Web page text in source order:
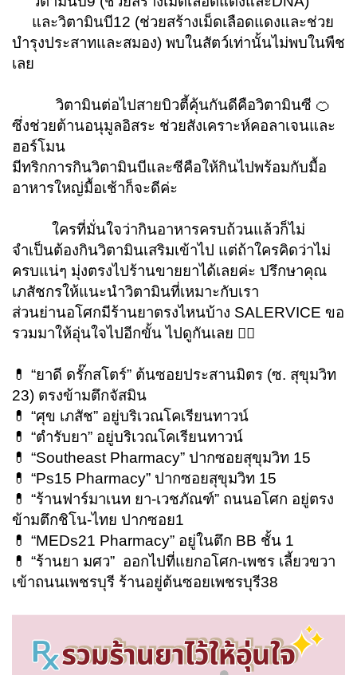
และวิตามินบี12 (ช่วยสร้างเม็ดเลือดแดงและช่วย
บำรุงประสาทและสมอง) พบในสัตว์เท่านั้นไม่พบในพืช
เลย
วิตามินต่อไปสายบิวตี้คุ้นกันดีคือวิตามินซี 🍊
ซึ่งช่วยต้านอนุมูลอิสระ ช่วยสังเคราะห์คอลาเจนและ
ฮอร์โมน
มีทริกการกินวิตามินบีและซีคือให้กินไปพร้อมกับมื้อ
อาหารใหญ่มื้อเช้าก็จะดีค่ะ
ใครที่มั่นใจว่ากินอาหารครบถ้วนแล้วก็ไม่
จำเป็นต้องกินวิตามินเสริมเข้าไป แต่ถ้าใครคิดว่าไม่
ครบแน่ๆ มุ่งตรงไปร้านขายยาได้เลยค่ะ ปรึกษาคุณ
เภสัชกรให้แนะนำวิตามินที่เหมาะกับเรา
ส่วนย่านอโศกมีร้านยาตรงไหนบ้าง SALERVICE ขอ
รวมมาให้อุ่นใจไปอีกขั้น ไปดูกันเลย 👉🏻
💊 “ยาดี ดรั๊กสโตร์” ต้นซอยประสานมิตร (ซ. สุขุมวิท
23) ตรงข้ามตึกจัสมิน
💊 “ศุข เภสัช” อยู่บริเวณโคเรียนทาวน์
💊 “ตำรับยา” อยู่บริเวณโคเรียนทาวน์
💊 “Southeast Pharmacy” ปากซอยสุขุมวิท 15
💊 “Ps15 Pharmacy” ปากซอยสุขุมวิท 15
💊 “ร้านฟาร์มาเนท ยา-เวชภัณฑ์” ถนนอโศก อยู่ตรง
ข้ามตึกชิโน-ไทย ปากซอย1
💊 “MEDs21 Pharmacy” อยู่ในตึก BB ชั้น 1
💊 “ร้านยา มศว” ออกไปที่แยกอโศก-เพชร เลี้ยวขวา
เข้าถนนเพชรบุรี ร้านอยู่ต้นซอยเพชรบุรี38